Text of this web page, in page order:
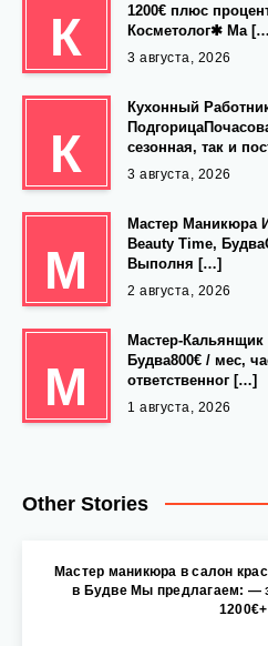
К
1200€ плюс
Косметолог✱ Ма
3 августа, 2026
К
Кухонный
сезонная, так и
3 августа, 2026
М
Мастер Маникюра
Beauty Time,
Выполня […]
2 августа, 2026
М
Мастер-Кальянщик
Будва800€ / мес,
ответственног […]
1 августа, 2026
Other Stories
Мастер маникюра в салон
в Будве Мы предлагаем: —